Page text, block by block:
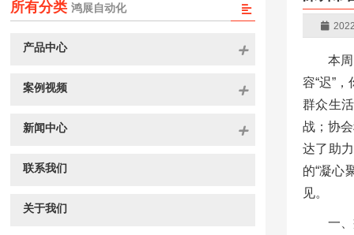
本
容“迟”
群众生
战；协
达了助
的“凝心
见。
一
所有分类 鸿展自动化
产品中心
案例视频
新闻中心
联系我们
关于我们